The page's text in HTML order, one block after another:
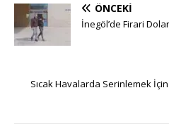
ÖNCEKI
İnegöl’de Firari
Sıcak Havalarda Serinlemek